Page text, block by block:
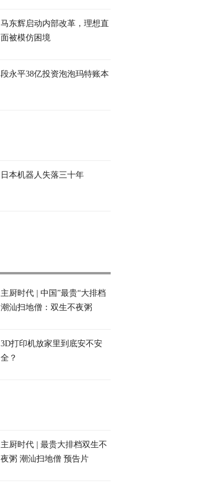
马东辉启动内部改革，理想直
面被模仿困境
段永平38亿投资泡泡玛特账本
日本机器人失落三十年
主厨时代 | 中国”最贵“大排档
潮汕扫地僧：双生不夜粥
3D打印机放家里到底安不安
全？
主厨时代 | 最贵大排档双生不
夜粥 潮汕扫地僧 预告片